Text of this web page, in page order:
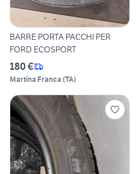
BARRE PORTA PACCHI PER
FORD ECOSPORT
180 €
Martina Franca (TA)